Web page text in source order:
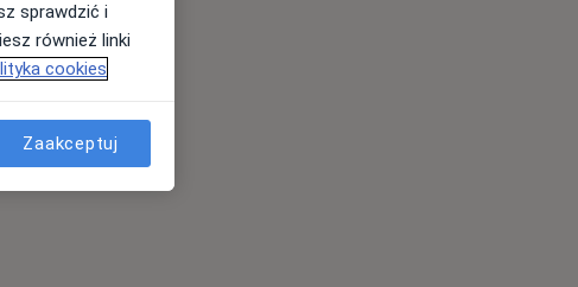
sprawdzić i
również linki
cookies
Zaakceptuj